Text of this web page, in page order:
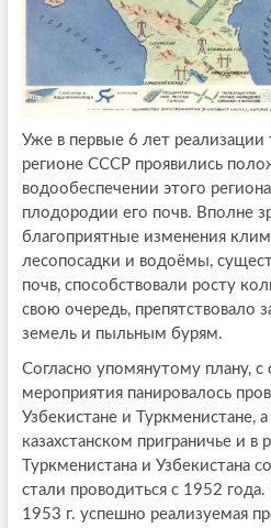
Уже в первые 6 лет реализации
регионе СССР проявились
водообеспечении этого
плодородии его почв. Вполне
благоприятные изменения
лесопосадки и водоёмы,
почв, способствовали росту
свою очередь, препятствовало
земель и пыльным бурям.
Согласно упомянутому плану,
мероприятия панировалось
Узбекистане и Туркменистане,
казахстанском приграничье и в
Туркменистана и Узбекистана
стали проводиться с 1952 года.
1953 г. успешно реализуемая